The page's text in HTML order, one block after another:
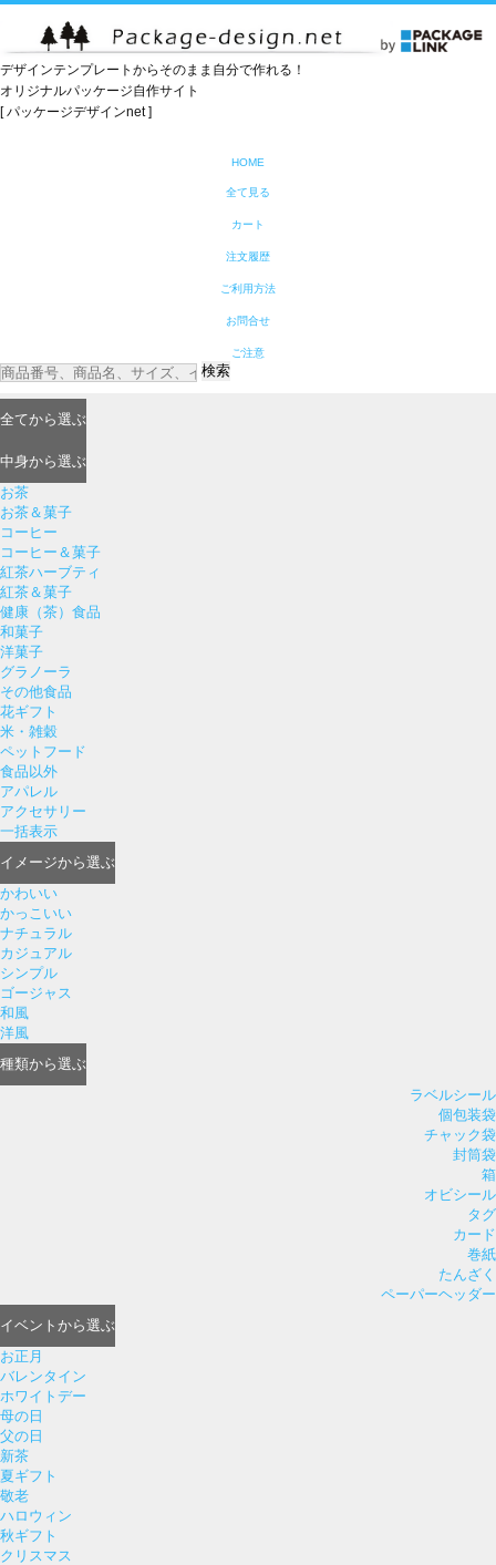
デザインテンプレートからそのまま自分で作れる！
オリジナルパッケージ自作サイト
[ パッケージデザインnet ]
HOME
全て見る
カート
注文履歴
ご利用方法
お問合せ
ご注意
検索
全てから選ぶ
中身から選ぶ
お茶
お茶＆菓子
コーヒー
コーヒー＆菓子
紅茶ハーブティ
紅茶＆菓子
健康（茶）食品
和菓子
洋菓子
グラノーラ
その他食品
花ギフト
米・雑穀
ペットフード
食品以外
アパレル
アクセサリー
一括表示
イメージから選ぶ
かわいい
かっこいい
ナチュラル
カジュアル
シンプル
ゴージャス
和風
洋風
種類から選ぶ
ラベルシール
個包装袋
チャック袋
封筒袋
箱
オビシール
タグ
カード
巻紙
たんざく
ペーパーヘッダー
イベント から選ぶ
お正月
バレンタイン
ホワイトデー
母の日
父の日
新茶
夏ギフト
敬老
ハロウィン
秋ギフト
クリスマス